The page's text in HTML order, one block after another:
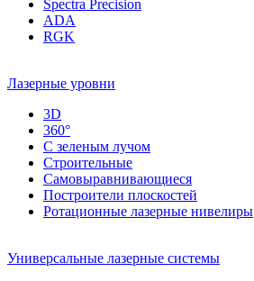
Spectra Precision
ADA
RGK
Лазерные уровни
3D
360°
С зеленым лучом
Строительные
Самовыравнивающиеся
Построители плоскостей
Ротационные лазерные нивелиры
Универсальные лазерные системы